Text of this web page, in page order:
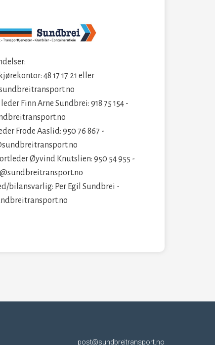
48 17 17 21 eller
Finn Arne Sundbrei: 918 75 154 -
Frode Aaslid: 950 76 867 -
Øyvind Knutslien: 950 54 955 -
bilansvarlig: Per Egil Sundbrei -
post@sundbreitransport.no